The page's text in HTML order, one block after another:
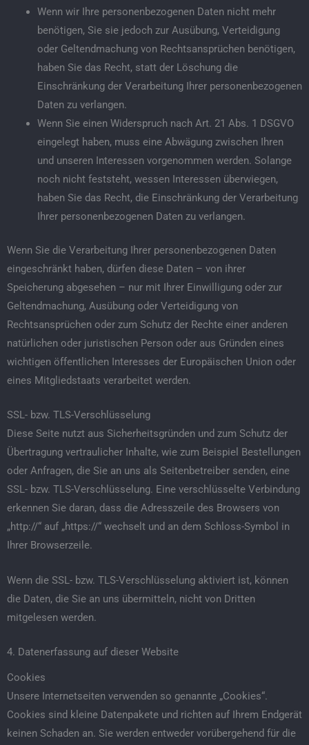
Wenn wir Ihre personenbezogenen Daten nicht mehr
benötigen, Sie sie jedoch zur Ausübung, Verteidigung
oder Geltendmachung von Rechtsansprüchen benötigen,
haben Sie das Recht, statt der Löschung die
Einschränkung der Verarbeitung Ihrer personenbezogenen
Daten zu verlangen.
Wenn Sie einen Widerspruch nach Art. 21 Abs. 1 DSGVO
eingelegt haben, muss eine Abwägung zwischen Ihren
und unseren Interessen vorgenommen werden. Solange
noch nicht feststeht, wessen Interessen überwiegen,
haben Sie das Recht, die Einschränkung der Verarbeitung
Ihrer personenbezogenen Daten zu verlangen.
Wenn Sie die Verarbeitung Ihrer personenbezogenen Daten
eingeschränkt haben, dürfen diese Daten – von ihrer
Speicherung abgesehen – nur mit Ihrer Einwilligung oder zur
Geltendmachung, Ausübung oder Verteidigung von
Rechtsansprüchen oder zum Schutz der Rechte einer anderen
natürlichen oder juristischen Person oder aus Gründen eines
wichtigen öffentlichen Interesses der Europäischen Union oder
eines Mitgliedstaats verarbeitet werden.
SSL- bzw. TLS-Verschlüsselung
Diese Seite nutzt aus Sicherheitsgründen und zum Schutz der
Übertragung vertraulicher Inhalte, wie zum Beispiel Bestellungen
oder Anfragen, die Sie an uns als Seitenbetreiber senden, eine
SSL- bzw. TLS-Verschlüsselung. Eine verschlüsselte Verbindung
erkennen Sie daran, dass die Adresszeile des Browsers von
„http://“ auf „https://“ wechselt und an dem Schloss-Symbol in
Ihrer Browserzeile.
Wenn die SSL- bzw. TLS-Verschlüsselung aktiviert ist, können
die Daten, die Sie an uns übermitteln, nicht von Dritten
mitgelesen werden.
4. Datenerfassung auf dieser Website
Cookies
Unsere Internetseiten verwenden so genannte „Cookies“.
Cookies sind kleine Datenpakete und richten auf Ihrem Endgerät
keinen Schaden an. Sie werden entweder vorübergehend für die